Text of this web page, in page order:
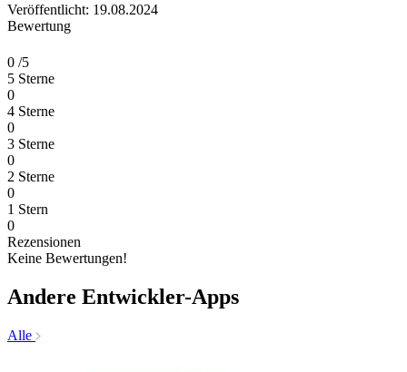
Veröffentlicht: 19.08.2024
Bewertung
0 /5
5 Sterne
0
4 Sterne
0
3 Sterne
0
2 Sterne
0
1 Stern
0
Rezensionen
Keine Bewertungen!
Andere Entwickler-Apps
Alle